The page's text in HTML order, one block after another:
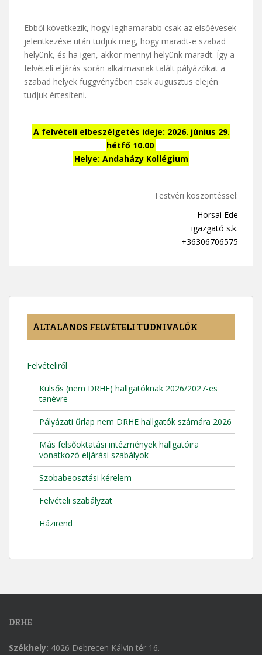
Ebből következik, hogy leghamarabb csak az elsőévesek
jelentkezése után tudjuk meg, hogy maradt-e szabad
helyünk, és ha igen, akkor mennyi helyünk maradt. Így a
felvételi eljárás során alkalmasnak talált pályázókat a
szabad helyek függvényében csak augusztus elején
tudjuk értesíteni.
A felvételi elbeszélgetés ideje: 2026. június 29.
hétfő 10.00
Helye: Andaházy Kollégium
Testvéri köszöntéssel:
Horsai Ede
igazgató s.k.
+36306706575
ÁLTALÁNOS FELVÉTELI TUDNIVALÓK
Felvételiről
Külsős (nem DRHE) hallgatóknak 2026/2027-es
tanévre
Pályázati űrlap nem DRHE hallgatók számára 2026
Más felsőoktatási intézmények hallgatóira
vonatkozó eljárási szabályok
Szobabeosztási kérelem
Felvételi szabályzat
Házirend
DRHE
Székhely: 4026 Debrecen Kálvin tér 16.